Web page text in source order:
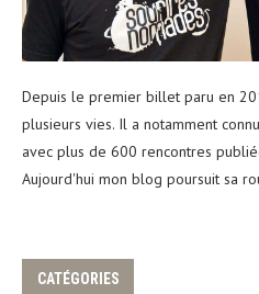
Depuis le premier billet paru en
plusieurs vies. Il a notamment
avec plus de 600 rencontres
Aujourd'hui mon blog poursuit sa
CATÉGORIES